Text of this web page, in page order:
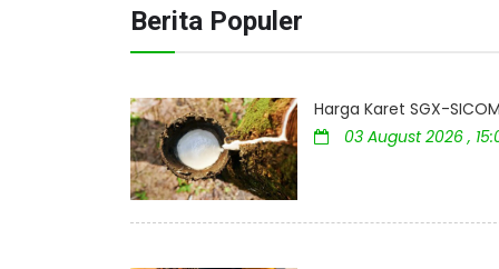
Berita Populer
Harga Karet SGX-
03 August 2026 ,